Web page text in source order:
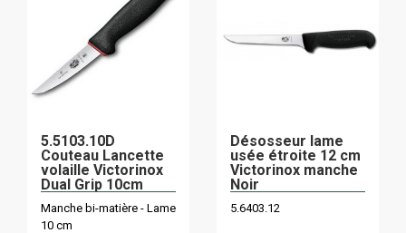
5.5103.10D
Couteau Lancette
volaille Victorinox
Dual Grip 10cm
Manche bi-matière - Lame
10 cm
Désosseur lame
usée étroite 12 cm
Victorinox manche
Noir
5.6403.12